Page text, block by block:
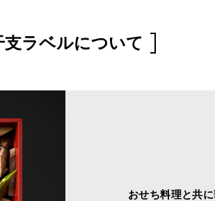
支ラベルについて
おせち料理と共